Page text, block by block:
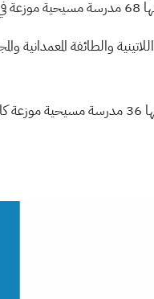
بينها 32 مدرسة مسيحة تابعة للبطريكية